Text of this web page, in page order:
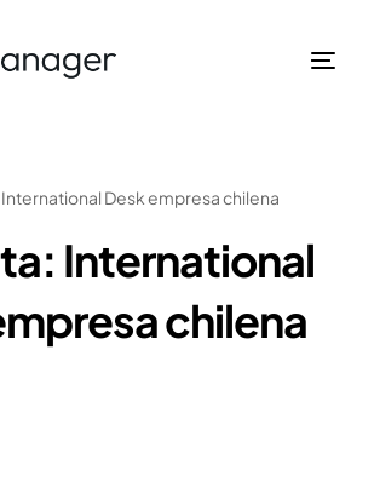
International Desk empresa chilena
International
chilena